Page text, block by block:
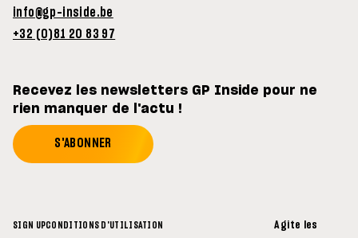
info@gp-inside.be
+32 (0)81 20 83 97
Recevez les newsletters GP Inside pour ne
rien manquer de l'actu !
S'ABONNER
SIGN UPCONDITIONS D'UTILISATION Agite les